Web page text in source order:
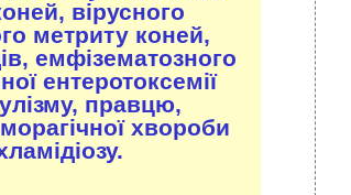
вірусного
метриту коней,
емфізематозного
ентеротоксемії
правцю,
хвороби